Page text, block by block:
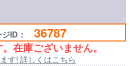
ジID： 36787
在庫ございません。
す! 詳しくはこちら